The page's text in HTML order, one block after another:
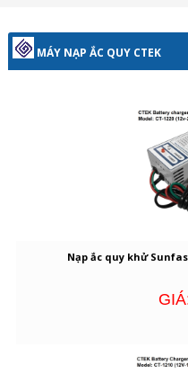
MÁY NẠP ẮC QUY CTEK
Nạp ắc quy khử Sunfas